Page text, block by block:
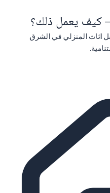
– كيف يعمل ذلك؟
اثاث المنزلي في الشرق